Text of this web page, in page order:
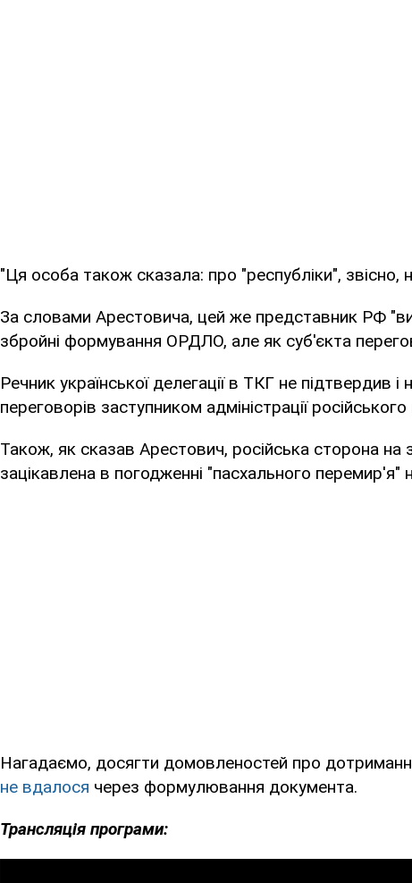
"Ця особа також сказала: про "республіки", звісно,
За словами Арестовича, цей же представник РФ
збройні формування ОРДЛО, але як суб'єкта
Речник української делегації в ТКГ не підтвердив
переговорів заступником адміністрації
Також, як сказав Арестович, російська сторона на
зацікавлена в погодженні "пасхального перемир'я"
Нагадаємо, досягти домовленостей про
не вдалося через формулювання документа.
Трансляція програми: